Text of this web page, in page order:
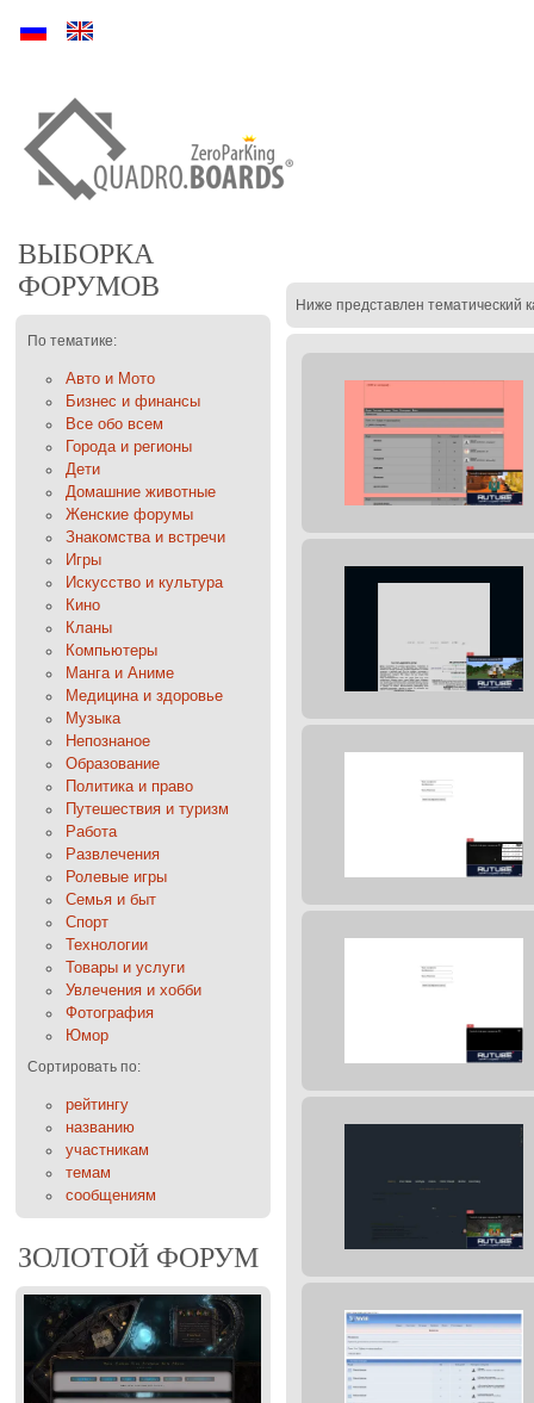
Ру En
ВЫБОРКА
ФОРУМОВ
По тематике:
Авто и Мото
Бизнес и финансы
Все обо всем
Города и регионы
Дети
Домашние животные
Женские форумы
Знакомства и встречи
Игры
Искусство и культура
Кино
Кланы
Компьютеры
Манга и Аниме
Медицина и здоровье
Музыка
Непознаное
Образование
Политика и право
Путешествия и туризм
Работа
Развлечения
Ролевые игры
Семья и быт
Спорт
Технологии
Товары и услуги
Увлечения и хобби
Фотография
Юмор
Сортировать по:
рейтингу
названию
участникам
темам
сообщениям
ЗОЛОТОЙ ФОРУМ
Ниже представлен тематический